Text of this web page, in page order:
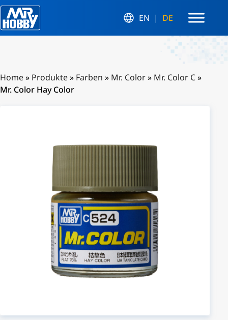
EN DE
Home» Produkte» Farben » Mr. Color» Mr. Color C»
Mr. Color Hay Color